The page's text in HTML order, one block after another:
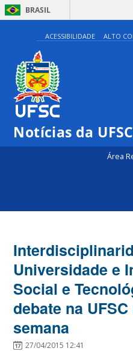
BRASIL
ACESSIBILIDADE ALTO
Notícias da UFSC
Área
Universidade e
Social e
debate na
semana
27/04/2015 12:41